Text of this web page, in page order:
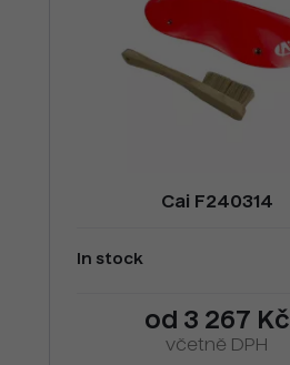
Cai F240314
In stock
od 3 267 Kč
včetně DPH